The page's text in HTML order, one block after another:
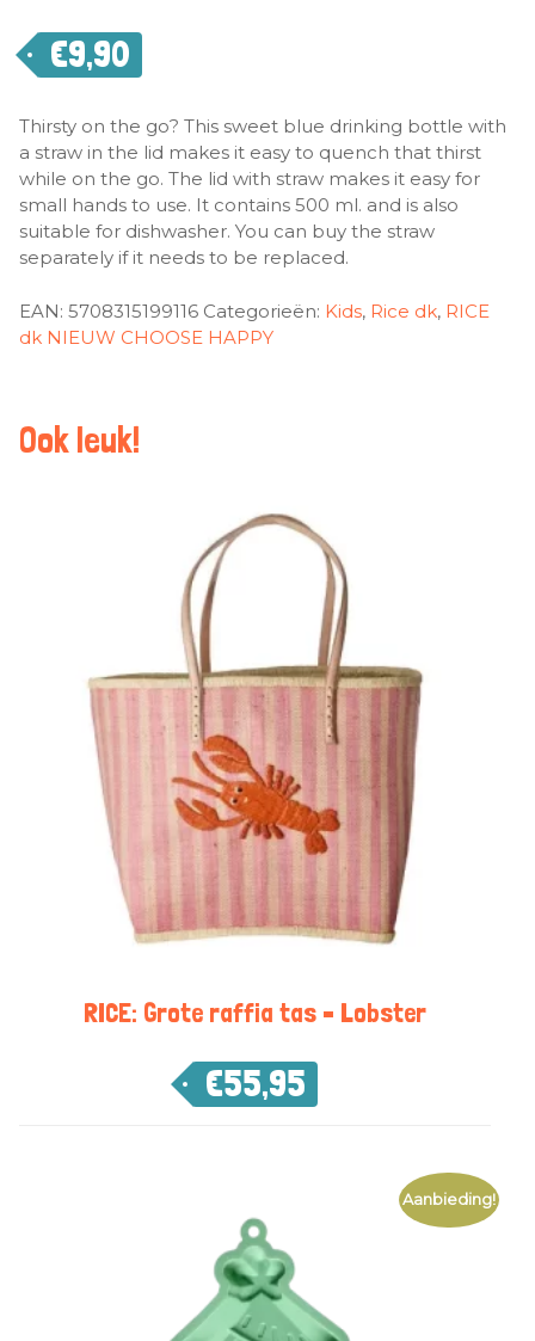
€9,90
Thirsty on the go? This sweet blue drinking bottle with
a straw in the lid makes it easy to quench that thirst
while on the go. The lid with straw makes it easy for
small hands to use. It contains 500 ml. and is also
suitable for dishwasher. You can buy the straw
separately if it needs to be replaced.
EAN: 5708315199116 Categorieën: Kids, Rice dk, RICE
dk NIEUW CHOOSE HAPPY
Ook leuk!
RICE: Grote raffia tas – Lobster
€55,95
Aanbieding!